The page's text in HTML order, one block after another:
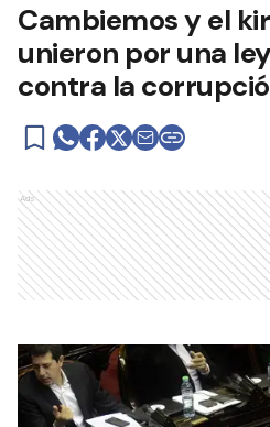
Cambiemos y el
unieron por una
contra la
Ads